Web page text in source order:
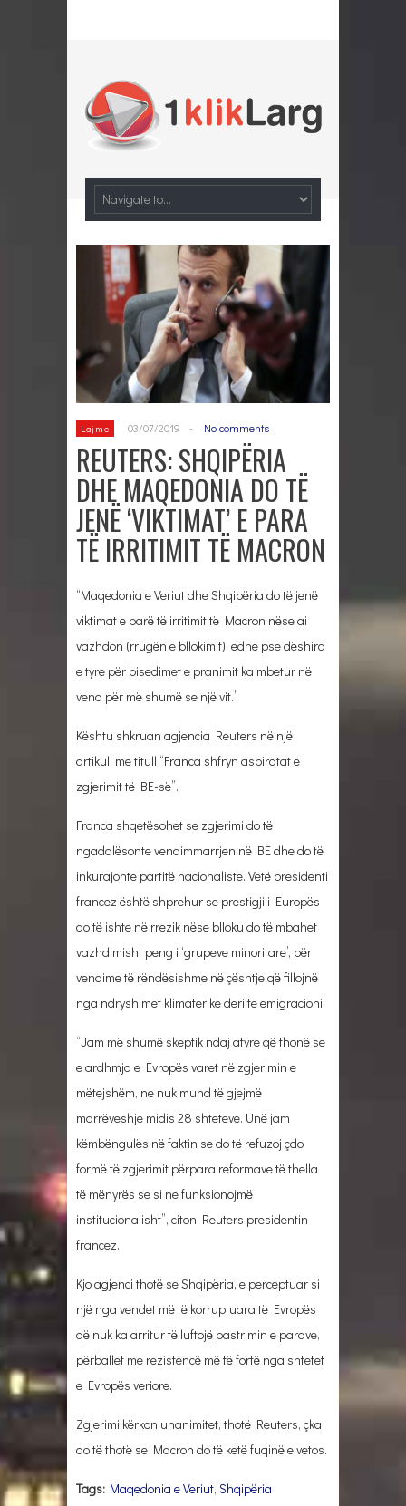
Lajme 03/07/2019 - No comments
REUTERS: SHQIPËRIA
DHE MAQEDONIA DO TË
JENË ‘VIKTIMAT’ E PARA
TË IRRITIMIT TË MACRON
“Maqedonia e Veriut dhe Shqipëria do të jenë
viktimat e parë të irritimit të Macron nëse ai
vazhdon (rrugën e bllokimit), edhe pse dëshira
e tyre për bisedimet e pranimit ka mbetur në
vend për më shumë se një vit.”
Kështu shkruan agjencia Reuters në një
artikull me titull “Franca shfryn aspiratat e
zgjerimit të BE-së”.
Franca shqetësohet se zgjerimi do të
ngadalësonte vendimmarrjen në BE dhe do të
inkurajonte partitë nacionaliste. Vetë presidenti
francez është shprehur se prestigji i Europës
do të ishte në rrezik nëse blloku do të mbahet
vazhdimisht peng i ‘grupeve minoritare’, për
vendime të rëndësishme në çështje që fillojnë
nga ndryshimet klimaterike deri te emigracioni.
“Jam më shumë skeptik ndaj atyre që thonë se
e ardhmja e Evropës varet në zgjerimin e
mëtejshëm, ne nuk mund të gjejmë
marrëveshje midis 28 shteteve. Unë jam
këmbëngulës në faktin se do të refuzoj çdo
formë të zgjerimit përpara reformave të thella
të mënyrës se si ne funksionojmë
institucionalisht”, citon Reuters presidentin
francez.
Kjo agjenci thotë se Shqipëria, e perceptuar si
një nga vendet më të korruptuara të Evropës
që nuk ka arritur të luftojë pastrimin e parave,
përballet me rezistencë më të fortë nga shtetet
e Evropës veriore.
Zgjerimi kërkon unanimitet, thotë Reuters, çka
do të thotë se Macron do të ketë fuqinë e vetos.
Tags: Maqedonia e Veriut, Shqipëria